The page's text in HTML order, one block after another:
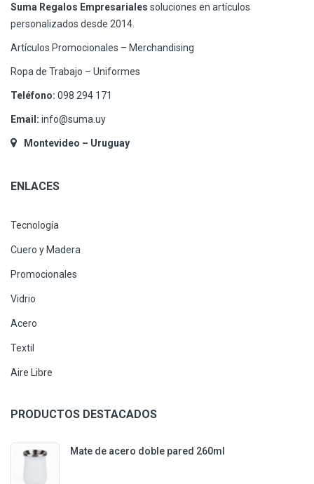
Suma Regalos Empresariales soluciones en artículos
personalizados desde 2014.
Artículos Promocionales – Merchandising
Ropa de Trabajo – Uniformes
Teléfono: 098 294 171
Email: info@suma.uy
Montevideo – Uruguay
ENLACES
Tecnología
Cuero y Madera
Promocionales
Vidrio
Acero
Textil
Aire Libre
PRODUCTOS DESTACADOS
Mate de acero doble pared 260ml